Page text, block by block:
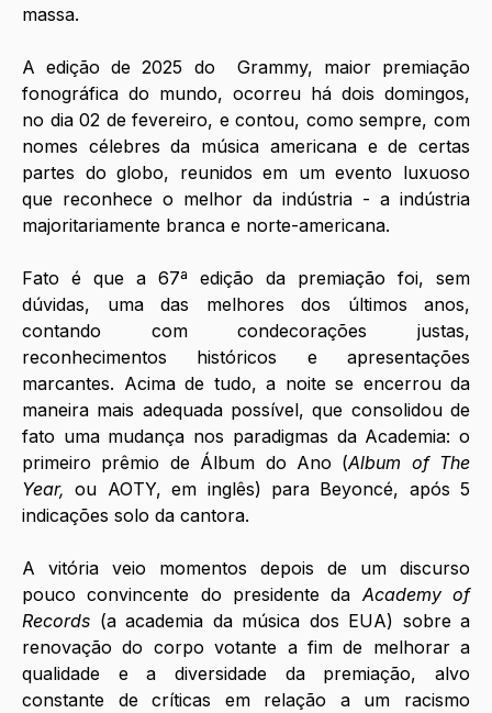
massa.
A edição de 2025 do  Grammy, maior premiação
fonográfica do mundo, ocorreu há dois domingos,
no dia 02 de fevereiro, e contou, como sempre, com
nomes célebres da música americana e de certas
partes do globo, reunidos em um evento luxuoso
que reconhece o melhor da indústria - a indústria
majoritariamente branca e norte-americana.
Fato é que a 67ª edição da premiação foi, sem
dúvidas, uma das melhores dos últimos anos,
contando com condecorações justas,
reconhecimentos históricos e apresentações
marcantes. Acima de tudo, a noite se encerrou da
maneira mais adequada possível, que consolidou de
fato uma mudança nos paradigmas da Academia: o
primeiro prêmio de Álbum do Ano (Album of The
Year, ou AOTY, em inglês) para Beyoncé, após 5
indicações solo da cantora.
A vitória veio momentos depois de um discurso
pouco convincente do presidente da Academy of
Records (a academia da música dos EUA) sobre a
renovação do corpo votante a fim de melhorar a
qualidade e a diversidade da premiação, alvo
constante de críticas em relação a um racismo